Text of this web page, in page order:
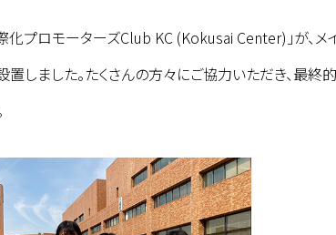
プロモーターズClub KC (Kokusai Center)」が、メ
しました。たくさんの方々にご協力いただき、最終